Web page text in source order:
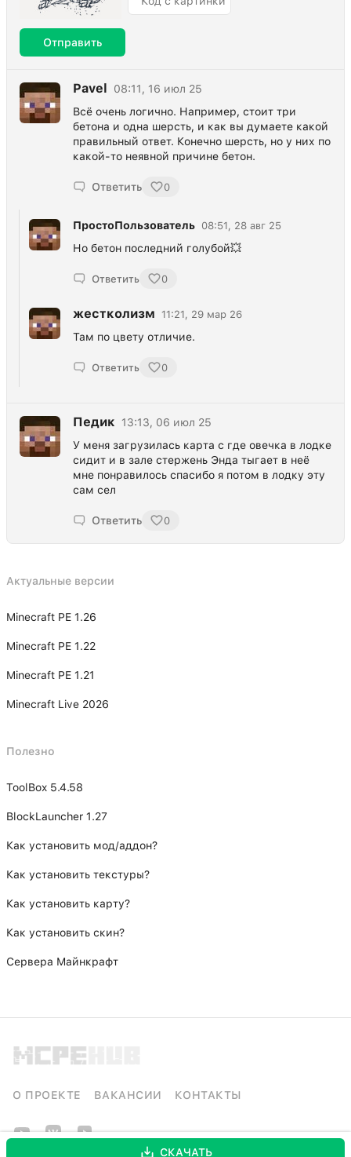
СКАЧАТЬ
Отправить
Pavel
08:11, 16 июл 25
Всё очень логично. Например, стоит три
бетона и одна шерсть, и как вы думаете какой
правильный ответ. Конечно шерсть, но у них по
какой-то неявной причине бетон.
Ответить 0
ПростоПользователь 08:51, 28 авг 25
Но бетон последний голубой💥
Ответить 0
жестколизм 11:21, 29 мар 26
Там по цвету отличие.
Ответить 0
Педик
13:13, 06 июл 25
У меня загрузилась карта с где овечка в лодке
сидит и в зале стержень Энда тыгает в неё
мне понравилось спасибо я потом в лодку эту
сам сел
Ответить 0
Актуальные версии
Minecraft PE 1.26
Minecraft PE 1.22
Minecraft PE 1.21
Minecraft Live 2026
Полезно
ToolBox 5.4.58
BlockLauncher 1.27
Как установить мод/аддон?
Как установить текстуры?
Как установить карту?
Как установить скин?
Сервера Майнкрафт
О ПРОЕКТЕ ВАКАНСИИ КОНТАКТЫ